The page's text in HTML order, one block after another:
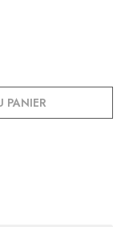
PANIER